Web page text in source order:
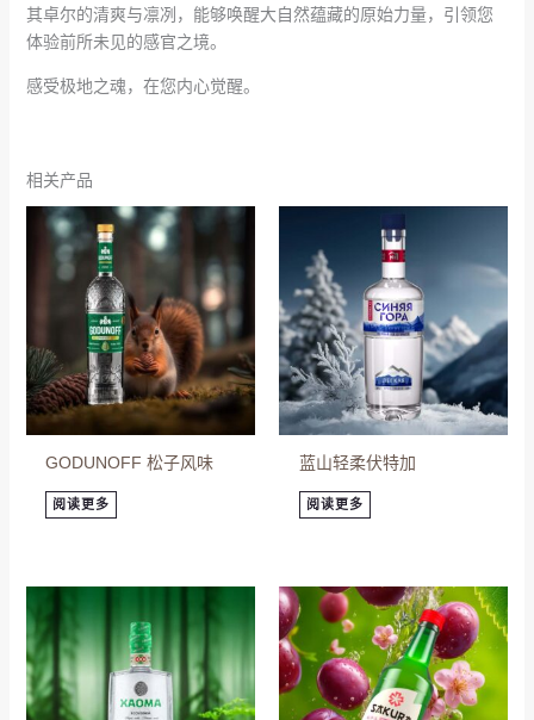
其卓尔的清爽与凛冽，能够唤醒大自然蕴藏的原始力量，引领您
体验前所未见的感官之境。
感受极地之魂，在您内心觉醒。
相关产品
GODUNOFF 松子风味
阅读更多
蓝山轻柔伏特加
阅读更多